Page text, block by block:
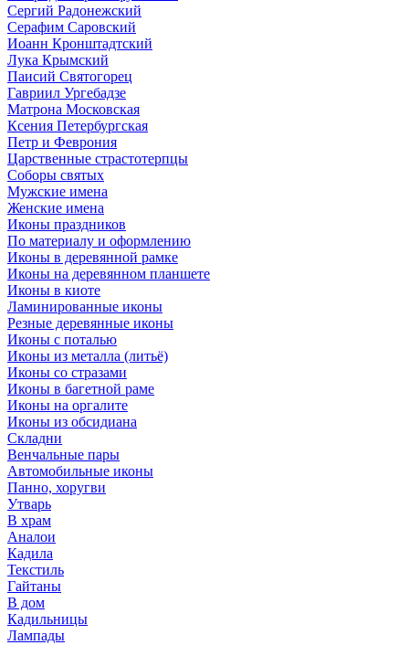
Сергий Радонежский
Серафим Саровский
Иоанн Кронштадтский
Лука Крымский
Паисий Святогорец
Гавриил Ургебадзе
Матрона Московская
Ксения Петербургская
Петр и Феврония
Царственные страстотерпцы
Соборы святых
Мужские имена
Женские имена
Иконы праздников
По материалу и оформлению
Иконы в деревянной рамке
Иконы на деревянном планшете
Иконы в киоте
Ламинированные иконы
Резные деревянные иконы
Иконы с поталью
Иконы из металла (литьё)
Иконы со стразами
Иконы в багетной раме
Иконы на оргалите
Иконы из обсидиана
Складни
Венчальные пары
Автомобильные иконы
Панно, хоругви
Утварь
В храм
Аналои
Кадила
Текстиль
Гайтаны
В дом
Кадильницы
Лампады